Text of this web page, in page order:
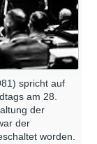
spricht auf
am 28.
der
der
worden.